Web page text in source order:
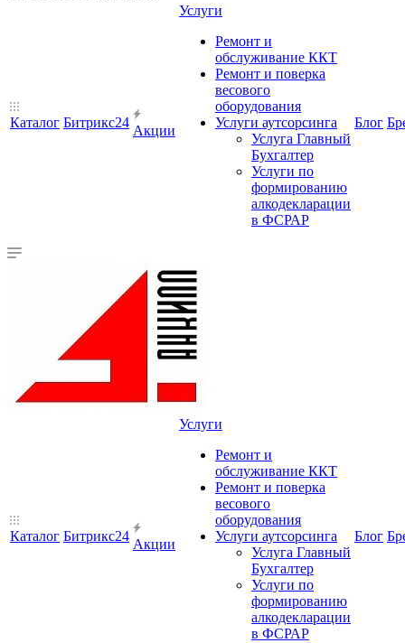
Каталог Битрикс24
Акции
Услуги
Ремонт и
обслуживание ККТ
Ремонт и поверка
весового
оборудования
Услуги аутсорсинга
Услуга Главный
Бухгалтер
Услуги по
формированию
алкодекларации
в ФСРАР
Блог
Каталог Битрикс24
Акции
Услуги
Ремонт и
обслуживание ККТ
Ремонт и поверка
весового
оборудования
Услуги аутсорсинга
Услуга Главный
Бухгалтер
Услуги по
формированию
алкодекларации
в ФСРАР
Блог